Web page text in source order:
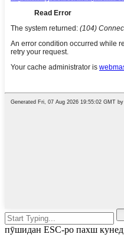
пӯшидан ESC-ро пахш кунед